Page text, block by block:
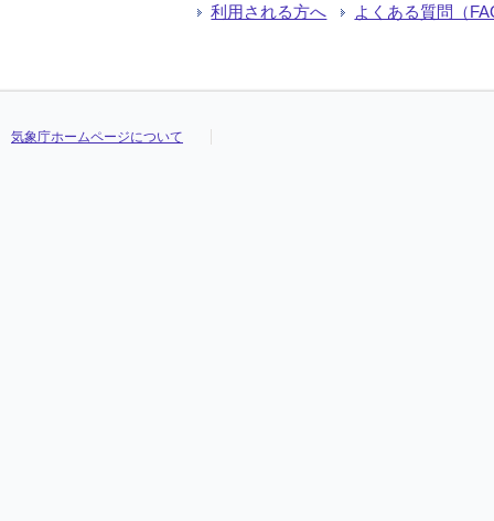
利用される方へ よくある質問（
気象庁ホームページについて